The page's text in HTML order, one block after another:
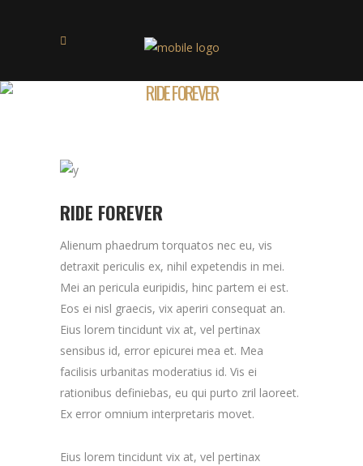
RIDE FOREVER
RIDE FOREVER
Alienum phaedrum torquatos nec eu, vis
detraxit periculis ex, nihil expetendis in mei.
Mei an pericula euripidis, hinc partem ei est.
Eos ei nisl graecis, vix aperiri consequat an.
Eius lorem tincidunt vix at, vel pertinax
sensibus id, error epicurei mea et. Mea
facilisis urbanitas moderatius id. Vis ei
rationibus definiebas, eu qui purto zril laoreet.
Ex error omnium interpretaris movet.
Eius lorem tincidunt vix at, vel pertinax